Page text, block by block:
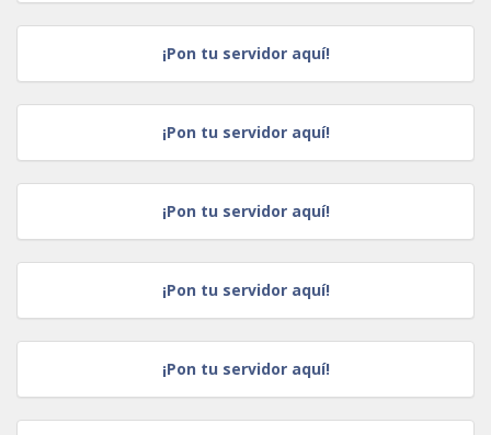
¡Pon tu servidor aquí!
¡Pon tu servidor aquí!
¡Pon tu servidor aquí!
¡Pon tu servidor aquí!
¡Pon tu servidor aquí!